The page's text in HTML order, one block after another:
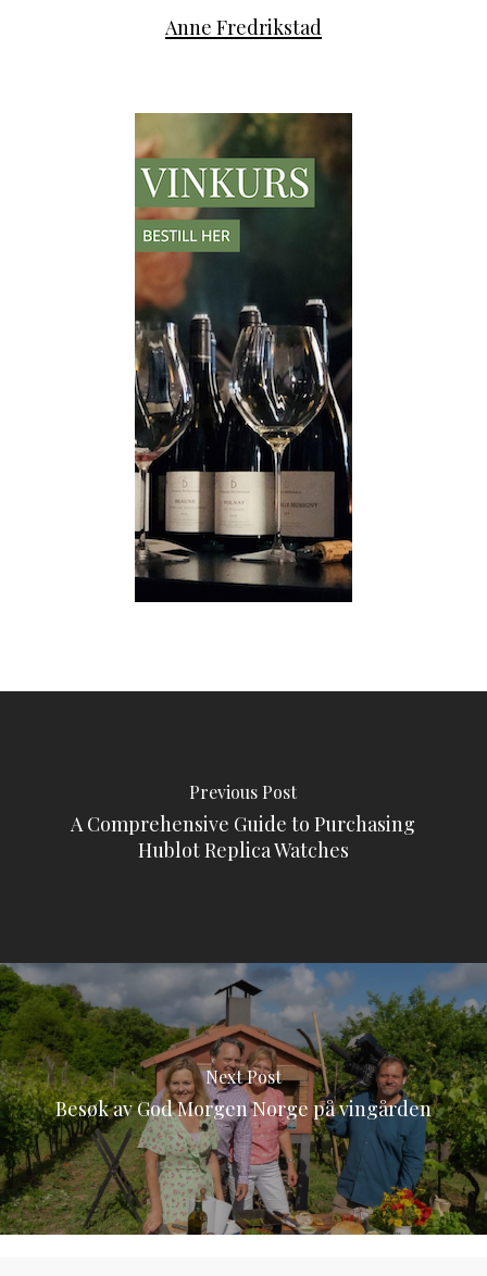
Anne Fredrikstad
Previous Post
A Comprehensive Guide to Purchasing
Hublot Replica Watches
Next Post
Besøk av God Morgen Norge på vingården